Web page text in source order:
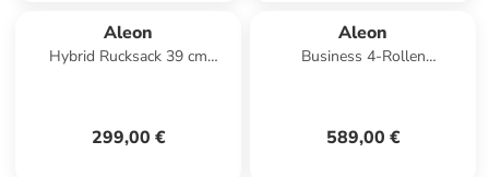
Aleon
Hybrid Rucksack 39 cm
299,00 €
Aleon
Business 4-Rollen
589,00 €